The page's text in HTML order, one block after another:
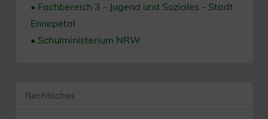
• Fachbereich 3 - Jugend und Soziales - Stadt
Ennepetal
• Schulministerium NRW
Rechtliches